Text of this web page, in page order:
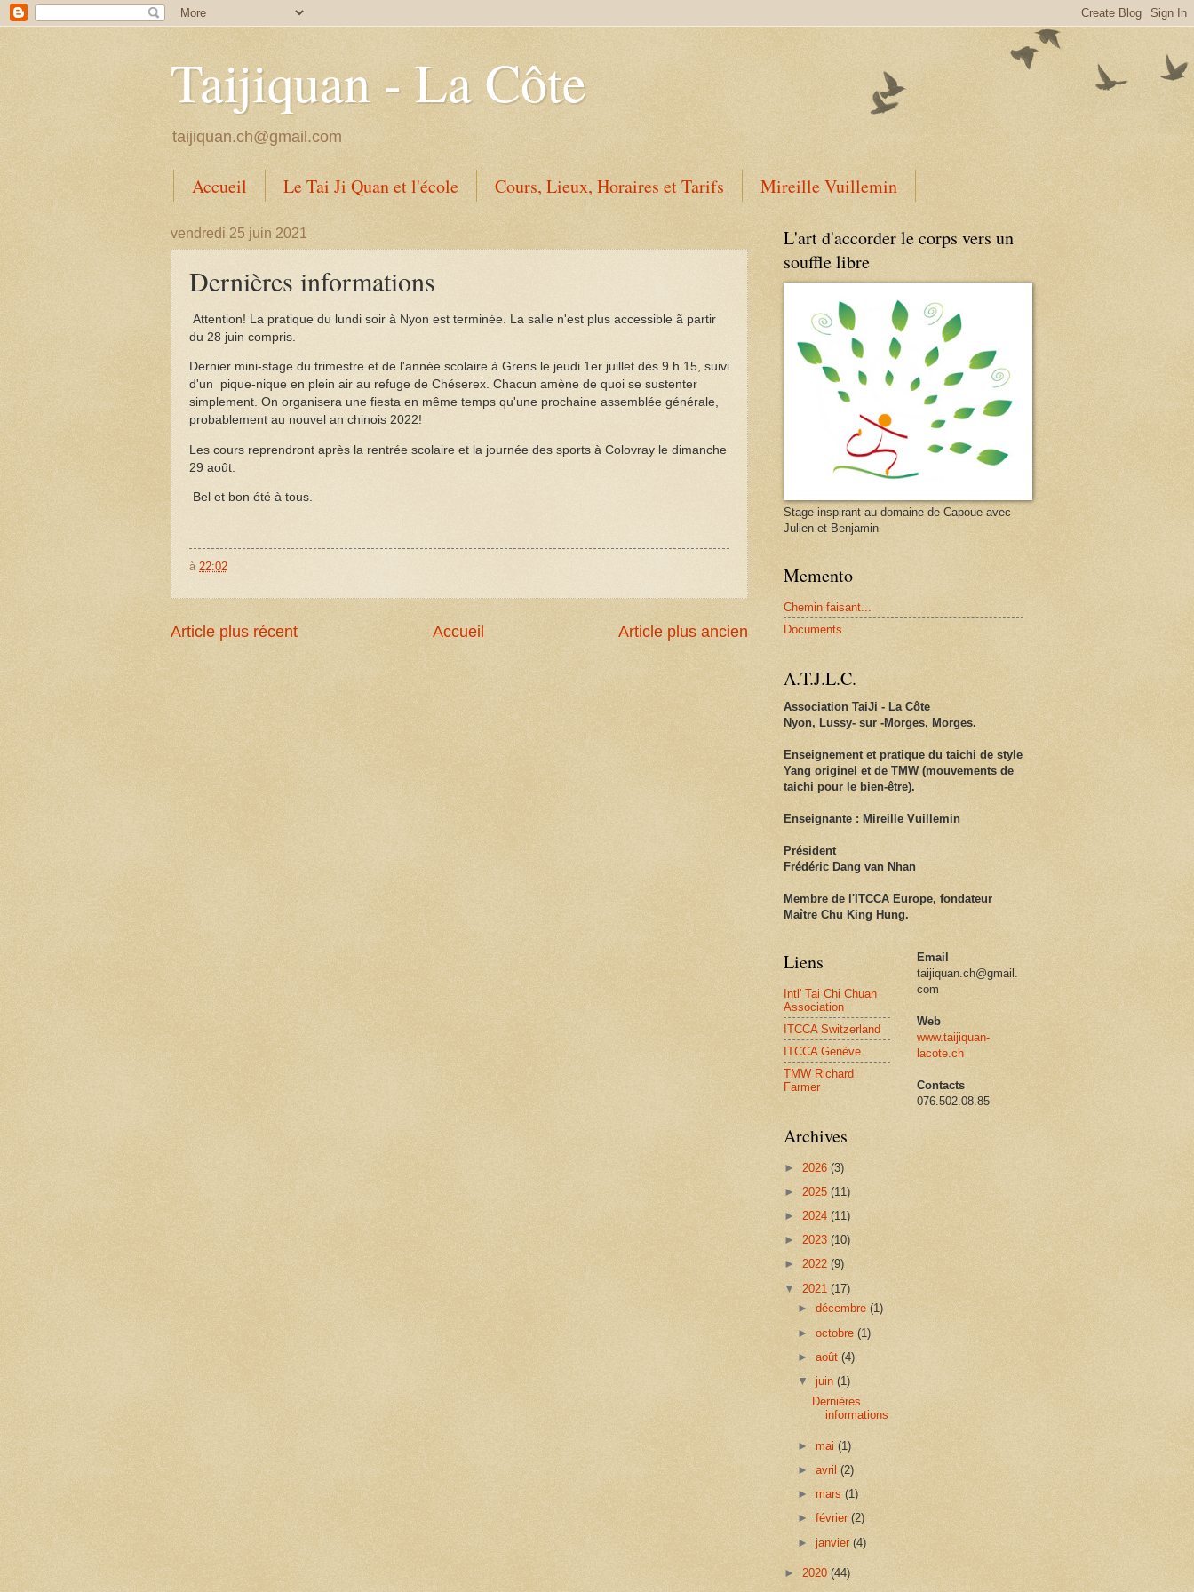
Taijiquan - La Côte
taijiquan.ch@gmail.com
Accueil Le Tai Ji Quan et l'école Cours, Lieux, Horaires et Tarifs
Mireille Vuillemin
vendredi 25 juin 2021
Dernières informations
Attention! La pratique du lundi soir à Nyon est terminėe. La salle n'est plus accessible ã partir
du 28 juin compris.
Dernier mini-stage du trimestre et de l'année scolaire à Grens le jeudi 1er juillet dès 9 h.15, suivi
d'un pique-nique en plein air au refuge de Chéserex. Chacun amène de quoi se sustenter
simplement. On organisera une fiesta en même temps qu'une prochaine assemblée générale,
probablement au nouvel an chinois 2022!
Les cours reprendront après la rentrée scolaire et la journée des sports à Colovray le dimanche
29 août.
Bel et bon été à tous.
à 22:02
Article plus récent Article plus ancien
Accueil
L'art d'accorder le corps vers un
souffle libre
Stage inspirant au domaine de Capoue avec
Julien et Benjamin
Memento
Chemin faisant...
Documents
A.T.J.L.C.
Association TaiJi - La Côte
Nyon, Lussy- sur -Morges, Morges.
Enseignement et pratique du taichi de style
Yang originel et de TMW (mouvements de
taichi pour le bien-être).
Enseignante : Mireille Vuillemin
Président
Frédéric Dang van Nhan
Membre de l'ITCCA Europe, fondateur
Maître Chu King Hung.
Liens
Intl' Tai Chi Chuan
Association
ITCCA Switzerland
ITCCA Genève
TMW Richard
Farmer
Archives
► 2026 (3)
► 2025 (11)
► 2024 (11)
► 2023 (10)
► 2022 (9)
▼ 2021 (17)
►décembre(1)
►octobre(1)
►août(4)
▼juin(1)
Dernières
informations
► mai(1)
►avril(2)
►mars(1)
►février(2)
►janvier(4)
► 2020 (44)
Email
taijiquan.ch@gmail.
com
Web
www.taijiquan-
lacote.ch
Contacts
076.502.08.85